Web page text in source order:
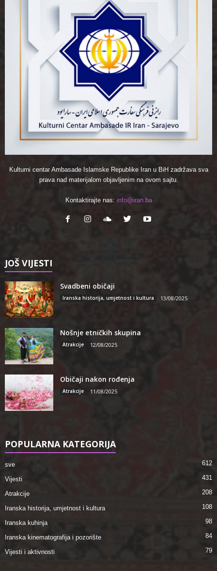
Kulturni centar Ambasade Islamske Republike Iran u BiH zadržava sva
prava nad materijalom objavljenim na ovom sajtu.
Kontaktirajte nas: info@iran.ba
JOŠ VIJESTI
Svadbeni običaji
Iranska historija, umjetnost i kultura 13/08/2025
Nošnje etničkih skupina
Atrakcije 12/08/2025
Običaji nakon rođenja
Atrakcije 11/08/2025
POPULARNA KATEGORIJA
sve 612
Vijesti 431
Atrakcije 208
Iranska historija, umjetnost i kultura 108
Iranska kuhinja 98
Iranska kinematografija i pozorište 84
Vijesti i aktivnosti 79